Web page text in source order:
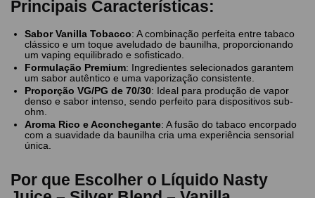
Principais Características:
Sabor Vanilla Tobacco: A combinação perfeita entre tabaco
clássico e um toque aveludado de baunilha, proporcionando
um vaping equilibrado e sofisticado.
Formulação Premium: Ingredientes selecionados garantem
um sabor autêntico e uma vaporização consistente.
Proporção VG/PG de 70/30: Ideal para produção de vapor
denso e sabor intenso, sendo perfeito para dispositivos sub-
ohm.
Aroma Rico e Aconchegante: A fusão do tabaco encorpado
com a suavidade da baunilha cria uma experiência sensorial
única.
Por que Escolher o Líquido Nasty